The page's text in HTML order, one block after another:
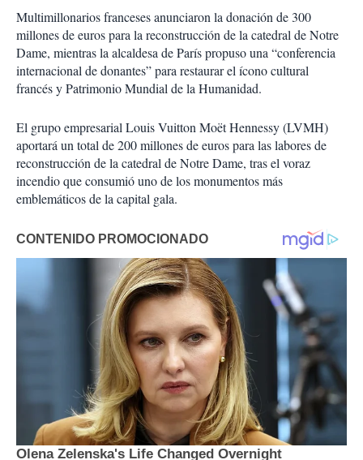
Multimillonarios franceses anunciaron la donación de 300
millones de euros para la reconstrucción de la catedral de Notre
Dame, mientras la alcaldesa de París propuso una “conferencia
internacional de donantes” para restaurar el ícono cultural
francés y Patrimonio Mundial de la Humanidad.
El grupo empresarial Louis Vuitton Moët Hennessy (LVMH)
aportará un total de 200 millones de euros para las labores de
reconstrucción de la catedral de Notre Dame, tras el voraz
incendio que consumió uno de los monumentos más
emblemáticos de la capital gala.